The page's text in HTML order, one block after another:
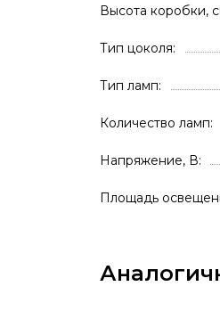
Высота коробки,
Тип цоколя
Тип ламп
Количество ламп
Напряжение, В
Площадь